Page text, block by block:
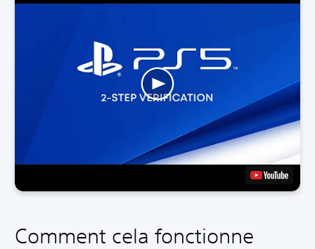
Comment cela fonctionne